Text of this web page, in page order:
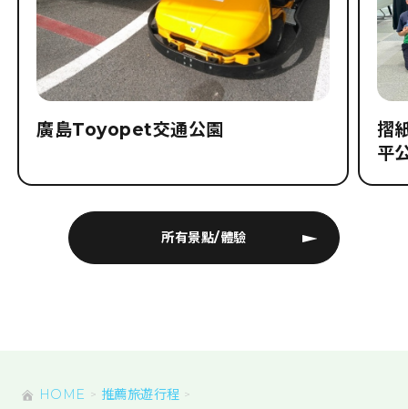
所有景點/體驗
廣島Toyopet交通公園
摺
平
HOME 推薦旅遊行程